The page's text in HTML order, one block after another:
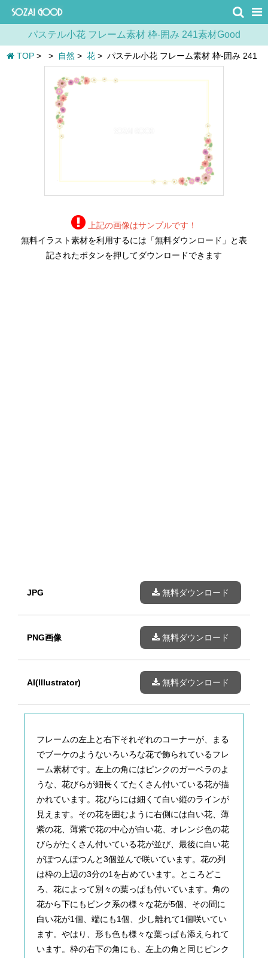
パステル小花 フレーム素材 枠-囲み 241素材Good
TOP > > 自然 > 花 > パステル小花 フレーム素材 枠-囲み 241
上記の画像はサンプルです！
無料イラスト素材を利用するには「無料ダウンロード」と表
記されたボタンを押してダウンロードできます
JPG 無料ダウンロード
PNG画像 無料ダウンロード
AI(Illustrator) 無料ダウンロード
フレームの左上と右下それぞれのコーナーが、まる
でブーケのようないろいろな花で飾られているフレ
ーム素材です。左上の角にはピンクのガーベラのよ
うな、花びらが細長くてたくさん付いている花が描
かれています。花びらには細くて白い縦のラインが
見えます。その花を囲むように右側には白い花、薄
紫の花、薄紫で花の中心が白い花、オレンジ色の花
びらがたくさん付いている花が並び、最後に白い花
がぽつんぽつんと3個並んで咲いています。花の列
は枠の上辺の3分の1を占めています。ところどこ
ろ、花によって別々の葉っぱも付いています。角の
花から下にもピンク系の様々な花が5個、その間に
白い花が1個、端にも1個、少し離れて1個咲いてい
ます。やはり、形も色も様々な葉っぱも添えられて
います。枠の右下の角にも、左上の角と同じピンク